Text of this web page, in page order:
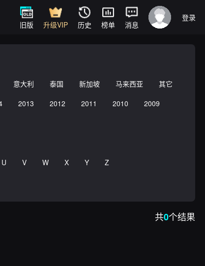
旧版 升级VIP 历史 榜单 消息
登录
意大利 泰国 新加坡 马来西亚
其它
2013 2012 2011 2010
2009
U V W X Y
Z
共0个结果